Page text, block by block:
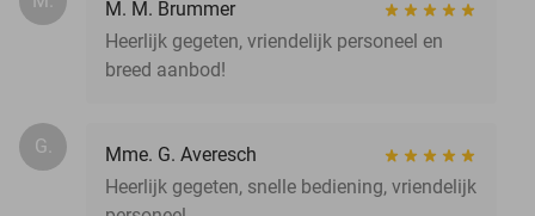
M. M. Brummer
Heerlijk gegeten, vriendelijk personeel en
breed aanbod!
G.
Mme. G. Averesch
Heerlijk gegeten, snelle bediening, vriendelijk